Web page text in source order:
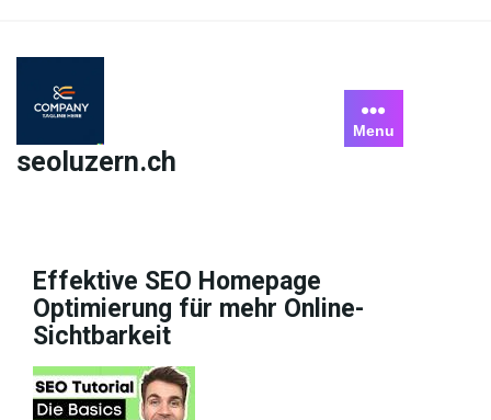
content
seoluzern.ch
Menu
Effektive SEO Homepage
Optimierung für mehr Online-
Sichtbarkeit